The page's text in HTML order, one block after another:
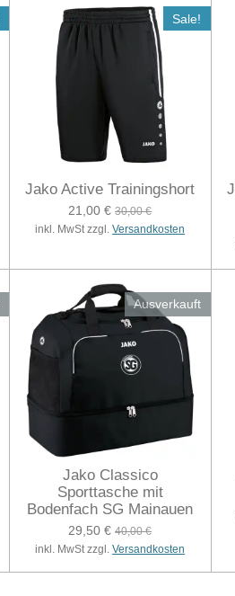
Sale!
Jako Active Trainingshort
21,00 € 30,00 €
inkl. MwSt zzgl.Versandkosten
Ausverkauft
Jako Classico
Sporttasche mit
Bodenfach SG Mainauen
29,50 € 40,00 €
inkl. MwSt zzgl.Versandkosten